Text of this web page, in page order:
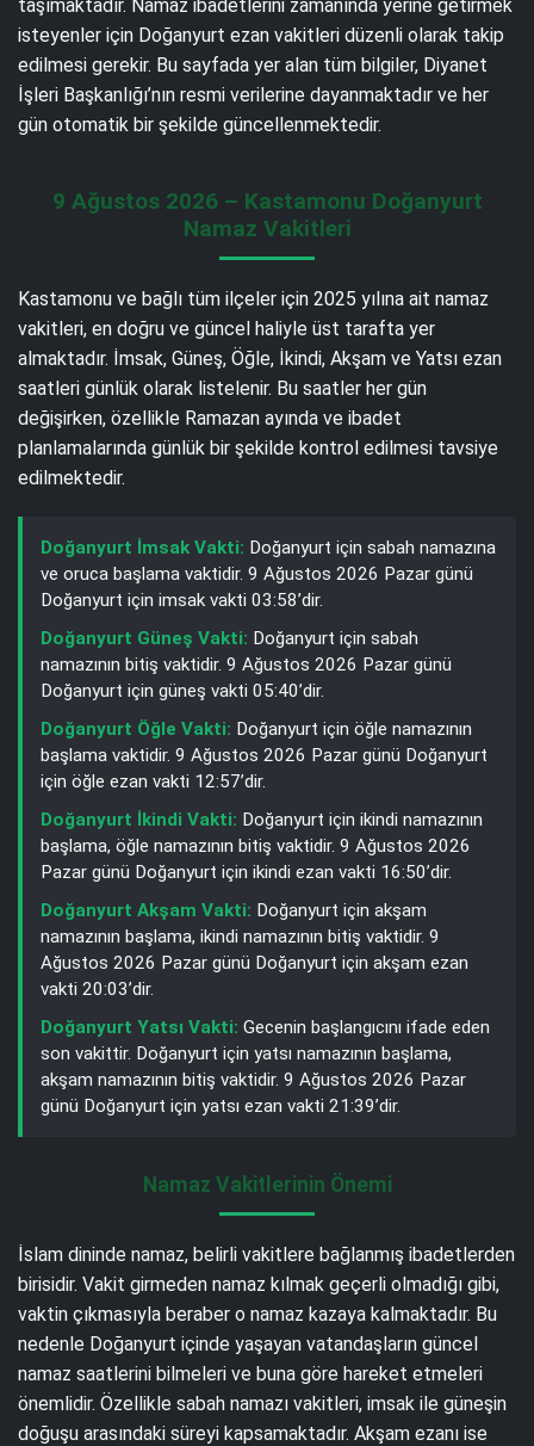
taşımaktadır. Namaz ibadetlerini zamanında yerine getirmek
isteyenler için Doğanyurt ezan vakitleri düzenli olarak takip
edilmesi gerekir. Bu sayfada yer alan tüm bilgiler, Diyanet
İşleri Başkanlığı’nın resmi verilerine dayanmaktadır ve her
gün otomatik bir şekilde güncellenmektedir.
9 Ağustos 2026 – Kastamonu Doğanyurt
Namaz Vakitleri
Kastamonu ve bağlı tüm ilçeler için 2025 yılına ait namaz
vakitleri, en doğru ve güncel haliyle üst tarafta yer
almaktadır. İmsak, Güneş, Öğle, İkindi, Akşam ve Yatsı ezan
saatleri günlük olarak listelenir. Bu saatler her gün
değişirken, özellikle Ramazan ayında ve ibadet
planlamalarında günlük bir şekilde kontrol edilmesi tavsiye
edilmektedir.
Doğanyurt İmsak Vakti: Doğanyurt için sabah namazına
ve oruca başlama vaktidir. 9 Ağustos 2026 Pazar günü
Doğanyurt için imsak vakti 03:58’dir.
Doğanyurt Güneş Vakti: Doğanyurt için sabah
namazının bitiş vaktidir. 9 Ağustos 2026 Pazar günü
Doğanyurt için güneş vakti 05:40’dir.
Doğanyurt Öğle Vakti: Doğanyurt için öğle namazının
başlama vaktidir. 9 Ağustos 2026 Pazar günü Doğanyurt
için öğle ezan vakti 12:57’dir.
Doğanyurt İkindi Vakti: Doğanyurt için ikindi namazının
başlama, öğle namazının bitiş vaktidir. 9 Ağustos 2026
Pazar günü Doğanyurt için ikindi ezan vakti 16:50’dir.
Doğanyurt Akşam Vakti: Doğanyurt için akşam
namazının başlama, ikindi namazının bitiş vaktidir. 9
Ağustos 2026 Pazar günü Doğanyurt için akşam ezan
vakti 20:03’dir.
Doğanyurt Yatsı Vakti: Gecenin başlangıcını ifade eden
son vakittir. Doğanyurt için yatsı namazının başlama,
akşam namazının bitiş vaktidir. 9 Ağustos 2026 Pazar
günü Doğanyurt için yatsı ezan vakti 21:39’dir.
Namaz Vakitlerinin Önemi
İslam dininde namaz, belirli vakitlere bağlanmış ibadetlerden
birisidir. Vakit girmeden namaz kılmak geçerli olmadığı gibi,
vaktin çıkmasıyla beraber o namaz kazaya kalmaktadır. Bu
nedenle Doğanyurt içinde yaşayan vatandaşların güncel
namaz saatlerini bilmeleri ve buna göre hareket etmeleri
önemlidir. Özellikle sabah namazı vakitleri, imsak ile güneşin
doğuşu arasındaki süreyi kapsamaktadır. Akşam ezanı ise